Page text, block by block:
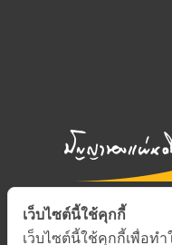
เว็บไซต์นี้ใช้คุกกี้
เว็บไซต์นี้ใช้คุกกี้เพื่อท